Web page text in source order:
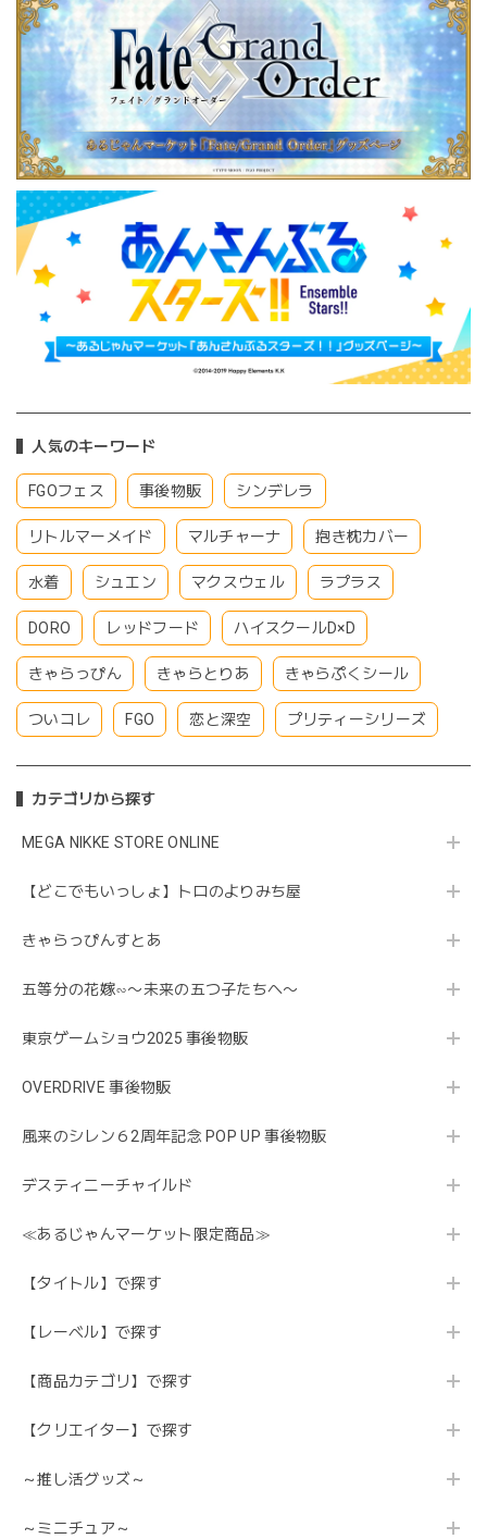
人気のキーワード
FGOフェス 事後物販 シンデレラ
リトルマーメイド マルチャーナ 抱き枕カバー
水着 シュエン マクスウェル ラプラス
DORO レッドフード ハイスクールD×D
きゃらっぴん きゃらとりあ きゃらぷくシール
ついコレ FGO 恋と深空 プリティーシリーズ
カテゴリから探す
MEGA NIKKE STORE ONLINE
【どこでもいっしょ】トロのよりみち屋
きゃらっぴんすとあ
五等分の花嫁∽〜未来の五つ子たちへ〜
東京ゲームショウ2025 事後物販
OVERDRIVE 事後物販
風来のシレン６2周年記念 POP UP 事後物販
デスティニーチャイルド
≪あるじゃんマーケット限定商品≫
【タイトル】で探す
【レーベル】で探す
【商品カテゴリ】で探す
【クリエイター】で探す
～推し活グッズ～
～ミニチュア～